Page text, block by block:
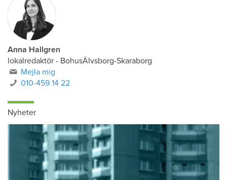
Anna Hallgren
lokalredaktör - BohusÄlvsborg-Skaraborg
Mejla mig
010-459 14 22
Nyheter